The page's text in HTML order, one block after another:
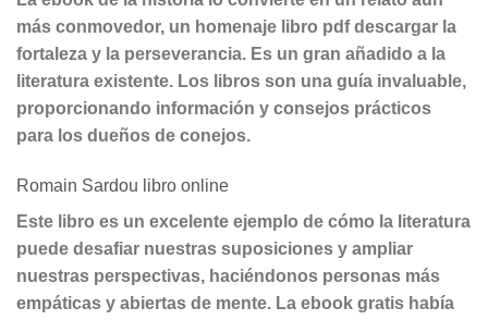
más conmovedor, un homenaje libro pdf descargar la
fortaleza y la perseverancia. Es un gran añadido a la
literatura existente. Los libros son una guía invaluable,
proporcionando información y consejos prácticos
para los dueños de conejos.
Romain Sardou libro online​
Este libro es un excelente ejemplo de cómo la literatura
puede desafiar nuestras suposiciones y ampliar
nuestras perspectivas, haciéndonos personas más
empáticas y abiertas de mente. La ebook gratis había